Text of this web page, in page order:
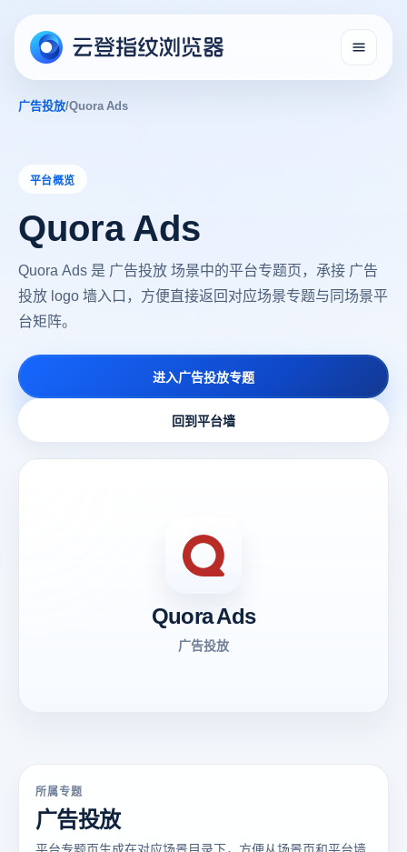
广告投放/Quora Ads
平台概览
Quora Ads
Quora Ads 是 广告投放 场景中的平台专题页，承接 广告
投放 logo 墙入口，方便直接返回对应场景专题与同场景平
台矩阵。
进入广告投放专题
回到平台墙
Quora Ads
广告投放
所属专题
广告投放
平台专题页生成在对应场景目录下，方便从场景页和平台墙